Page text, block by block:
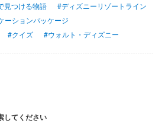
見つける物語
#ディズニーリゾートライン
ーションパッケージ
#クイズ #ウォルト・ディズニー
してください